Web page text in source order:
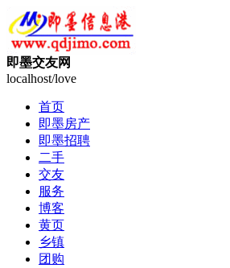
即墨交友网
localhost/love
首页
即墨房产
即墨招聘
二手
交友
服务
博客
黄页
乡镇
团购